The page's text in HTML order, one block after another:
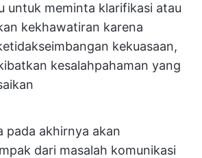
untuk meminta klarifikasi atau
kekhawatiran karena
kekuasaan,
kesalahpahaman yang
pada akhirnya akan
dari masalah komunikasi